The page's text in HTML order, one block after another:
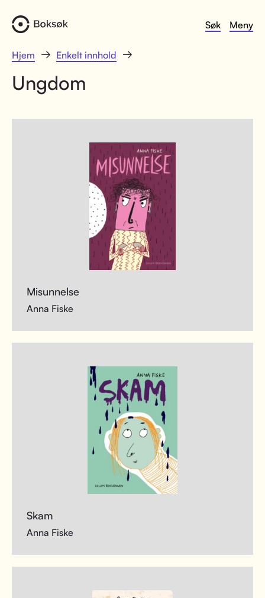
Søk Meny
Hjem Enkelt innhold
Ungdom
Misunnelse
Anna Fiske
Skam
Anna Fiske